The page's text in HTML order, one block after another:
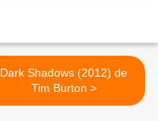
Dark Shadows (2012) de
Tim Burton >